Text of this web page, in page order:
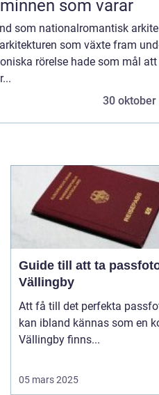
som varar
som nationalromantisk
som växte fram
rörelse hade som mål att
30 oktober
Guide till att ta
Vällingby
Att få till det perfekta
kan ibland kännas som en
Vällingby finns...
05 mars 2025